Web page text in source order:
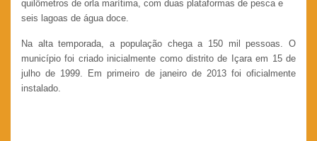
quilômetros de orla marítima, com duas plataformas de pesca e
seis lagoas de água doce.
Na alta temporada, a população chega a 150 mil pessoas. O
município foi criado inicialmente como distrito de Içara em 15 de
julho de 1999. Em primeiro de janeiro de 2013 foi oficialmente
instalado.